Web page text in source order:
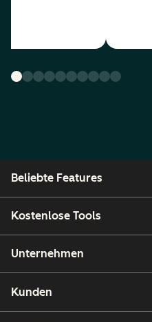
Beliebte Features
Kostenlose Tools
Unternehmen
Kunden